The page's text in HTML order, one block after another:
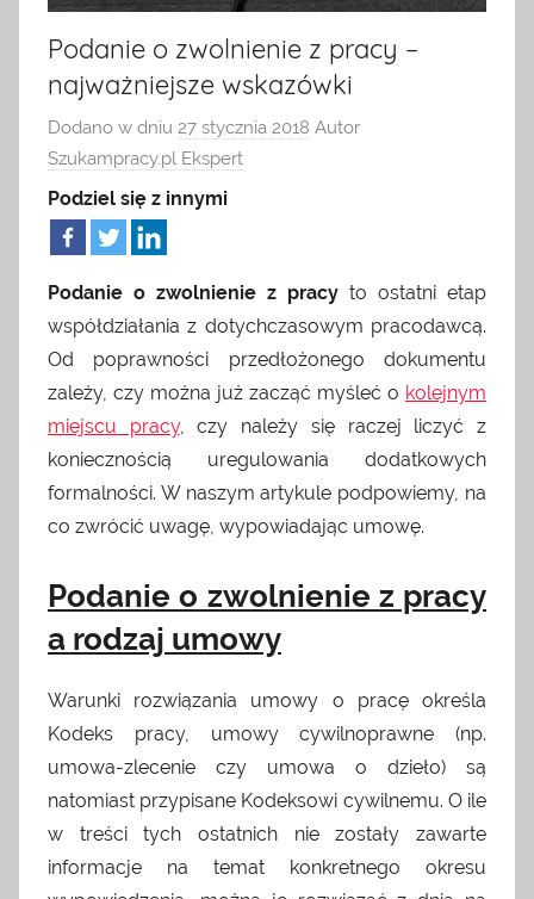
HR
dla
pracodawcy
pracę.
znaleźć
artykuły
dziedziny
zarządzania,
ofert
granicą
odwiedzić
Podanie o zwolnienie z pracy –
najważniejsze wskazówki
Dodano w dniu 27 stycznia 2018 Autor
Szukampracy.pl Ekspert
Podziel się z innymi
Podanie o zwolnienie z pracy to ostatni etap
współdziałania z dotychczasowym pracodawcą.
Od poprawności przedłożonego dokumentu
zależy, czy można już zacząć myśleć o kolejnym
miejscu pracy, czy należy się raczej liczyć z
koniecznością uregulowania dodatkowych
formalności. W naszym artykule podpowiemy, na
co zwrócić uwagę, wypowiadając umowę.
Podanie o zwolnienie z pracy
a rodzaj umowy
Warunki rozwiązania umowy o pracę określa
Kodeks pracy, umowy cywilnoprawne (np.
umowa-zlecenie czy umowa o dzieło) są
natomiast przypisane Kodeksowi cywilnemu. O ile
w treści tych ostatnich nie zostały zawarte
informacje na temat konkretnego okresu